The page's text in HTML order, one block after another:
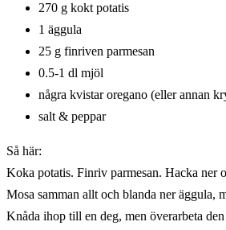
270 g kokt potatis
1 äggula
25 g finriven parmesan
0.5-1 dl mjöl
några kvistar oregano (eller annan
salt & peppar
Så här:
Koka potatis. Finriv parmesan. Hacka ner
Mosa samman allt och blanda ner äggula,
Knåda ihop till en deg, men överarbeta